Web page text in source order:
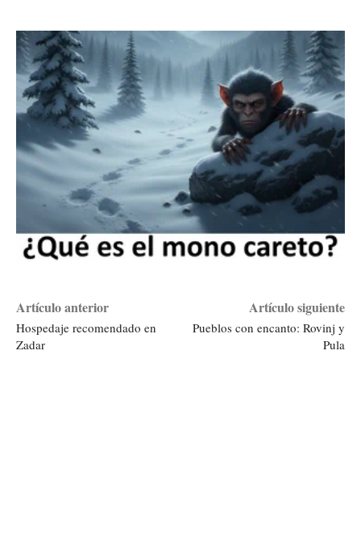
Artículo anterior
Hospedaje recomendado en
Zadar
Artículo siguiente
Pueblos con encanto: Rovinj y
Pula